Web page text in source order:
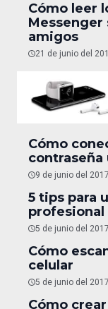
Cómo leer
Messenger
amigos
21 de junio del
Cómo
contraseña
9 de junio del
5 tips para
profesional
5 de junio del
Cómo
celular
5 de junio del
Cómo